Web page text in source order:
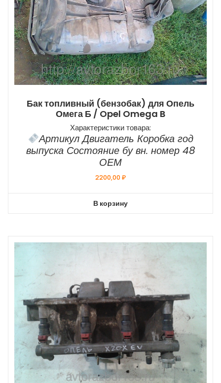
Бак топливный (бензобак) для Опель
Омега Б / Opel Omega B
Характеристики товара:
Артикул Двигатель Коробка год
выпуска Состояние бу вн. номер 48
ОЕМ
2200,00₽
В корзину